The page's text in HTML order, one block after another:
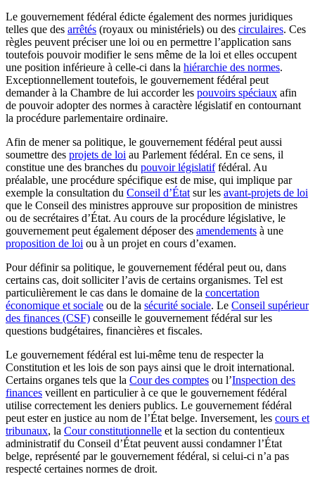
Le gouvernement fédéral édicte également des normes juridiques
telles que des arrêtés (royaux ou ministériels) ou des circulaires. Ces
règles peuvent préciser une loi ou en permettre l’application sans
toutefois pouvoir modifier le sens même de la loi et elles occupent
une position inférieure à celle-ci dans la hiérarchie des normes.
Exceptionnellement toutefois, le gouvernement fédéral peut
demander à la Chambre de lui accorder les pouvoirs spéciaux afin
de pouvoir adopter des normes à caractère législatif en contournant
la procédure parlementaire ordinaire.
Afin de mener sa politique, le gouvernement fédéral peut aussi
soumettre des projets de loi au Parlement fédéral. En ce sens, il
constitue une des branches du pouvoir législatiffédéral. Au
préalable, une procédure spécifique est de mise, qui implique par
exemple la consultation du Conseil d’État sur les avant-projets de loi
que le Conseil des ministres approuve sur proposition de ministres
ou de secrétaires d’État. Au cours de la procédure législative, le
gouvernement peut également déposer des amendements à une
proposition de loi ou à un projet en cours d’examen.
Pour définir sa politique, le gouvernement fédéral peut ou, dans
certains cas, doit solliciter l’avis de certains organismes. Tel est
particulièrement le cas dans le domaine de la concertation
économique et sociale ou de la sécurité sociale. Le Conseil supérieur
des finances (CSF) conseille le gouvernement fédéral sur les
questions budgétaires, financières et fiscales.
Le gouvernement fédéral est lui-même tenu de respecter la
Constitution et les lois de son pays ainsi que le droit international.
Certains organes tels que la Cour des comptes ou l’Inspection des
finances veillent en particulier à ce que le gouvernement fédéral
utilise correctement les deniers publics. Le gouvernement fédéral
peut ester en justice au nom de l’État belge. Inversement, les cours et
tribunaux, la Cour constitutionnelle et la section du contentieux
administratif du Conseil d’État peuvent aussi condamner l’État
belge, représenté par le gouvernement fédéral, si celui-ci n’a pas
respecté certaines normes de droit.